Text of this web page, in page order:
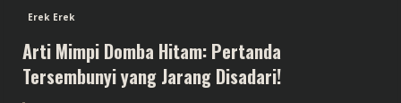
Erek Erek
Arti Mimpi Domba Hitam: Pertanda
Tersembunyi yang Jarang Disadari!